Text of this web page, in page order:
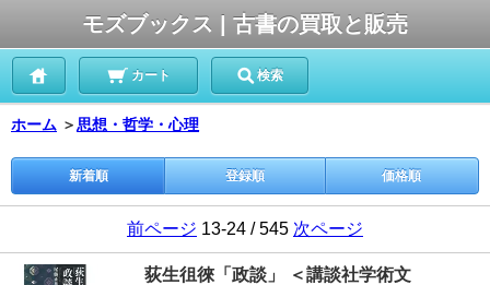
モズブックス | 古書の買取と販売
カート 検索
ホーム ＞思想・哲学・心理
新着順 登録順 価格順
前ページ 13-24 / 545 次ページ
荻生徂徠「政談」 ＜講談社学術文